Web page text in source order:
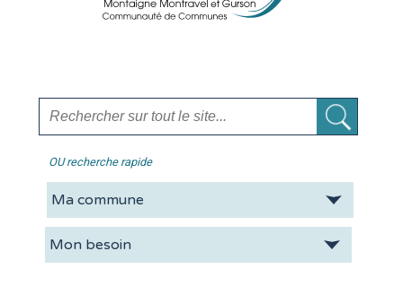
OU recherche rapide